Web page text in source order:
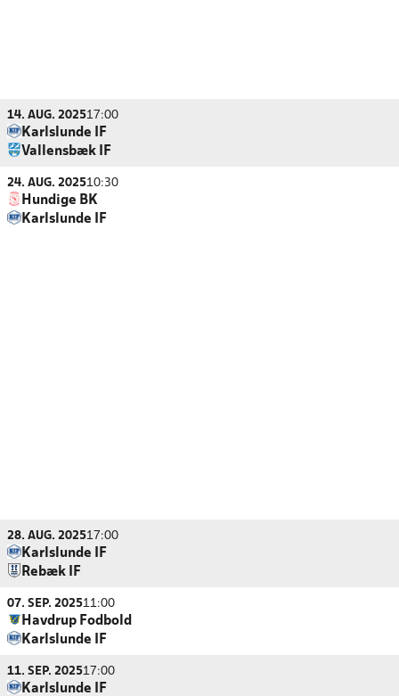
14. AUG. 202517:00
Karlslunde IF
Vallensbæk IF
24. AUG. 202510:30
Hundige BK
Karlslunde IF
28. AUG. 202517:00
Karlslunde IF
Rebæk IF
07. SEP. 202511:00
Havdrup Fodbold
Karlslunde IF
11. SEP. 202517:00
Karlslunde IF